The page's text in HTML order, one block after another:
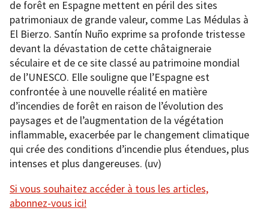
de forêt en Espagne mettent en péril des sites
patrimoniaux de grande valeur, comme Las Médulas à
El Bierzo. Santín Nuño exprime sa profonde tristesse
devant la dévastation de cette châtaigneraie
séculaire et de ce site classé au patrimoine mondial
de l’UNESCO. Elle souligne que l’Espagne est
confrontée à une nouvelle réalité en matière
d’incendies de forêt en raison de l’évolution des
paysages et de l’augmentation de la végétation
inflammable, exacerbée par le changement climatique
qui crée des conditions d’incendie plus étendues, plus
intenses et plus dangereuses. (uv)
Si vous souhaitez accéder à tous les articles,
abonnez-vous ici!